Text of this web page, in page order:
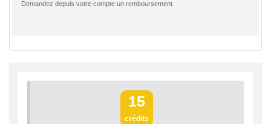
Demandez depuis votre compte un remboursement
15
crédits